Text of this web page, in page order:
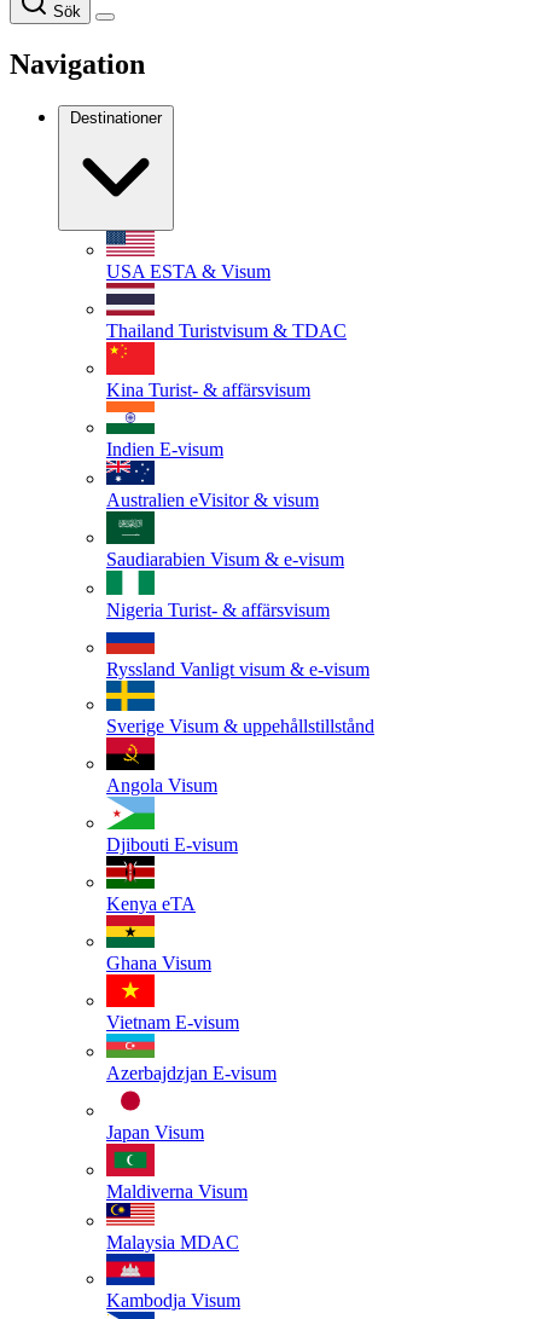
Sök
Navigation
Destinationer
USA ESTA & Visum
Thailand Turistvisum & TDAC
Kina Turist- & affärsvisum
Indien E-visum
Australien eVisitor & visum
Saudiarabien Visum & e-visum
Nigeria Turist- & affärsvisum
Ryssland Vanligt visum & e-visum
Sverige Visum & uppehållstillstånd
Angola Visum
Djibouti E-visum
Kenya eTA
Ghana Visum
Vietnam E-visum
Azerbajdzjan E-visum
Japan Visum
Maldiverna Visum
Malaysia MDAC
Kambodja Visum